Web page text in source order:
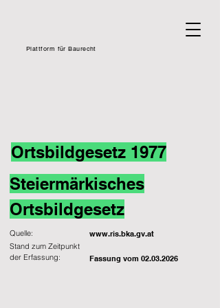
Plattform für Baurecht
Ortsbildgesetz 1977
Steiermärkisches
Ortsbildgesetz
Quelle: www.ris.bka.gv.at
Fassung vom 02.03.2026
Stand zum Zeitpunkt
der Erfassung: